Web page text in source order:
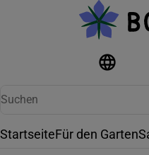
StartseiteFür den Garten